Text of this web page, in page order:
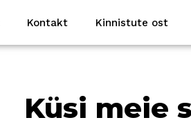
Kontakt Kinnistute ost
Küsi meie